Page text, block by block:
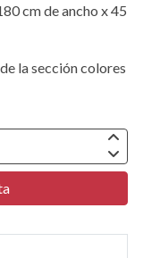
cm de ancho x 45
la sección colores